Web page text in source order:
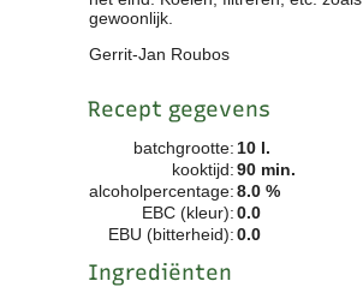
gewoonlijk.
Gerrit-Jan Roubos
Recept gegevens
batchgrootte: 10 l.
kooktijd:90 min.
alcoholpercentage:8.0 %
EBC (kleur):0.0
EBU (bitterheid):0.0
Ingrediënten
Recepten
Contact
Bericht
Locatie
Lid worden
Brouwcursus